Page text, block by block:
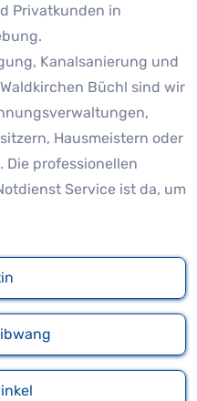
Privatkunden in
Kanalsanierung und
Büchl sind wir
Hausmeistern oder
professionellen
Service ist da, um